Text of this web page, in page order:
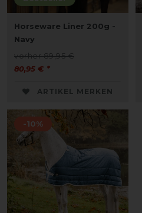
Horseware Liner 200g -
Navy
vorher 89,95 €
80,95 € *
ARTIKEL MERKEN
-10%